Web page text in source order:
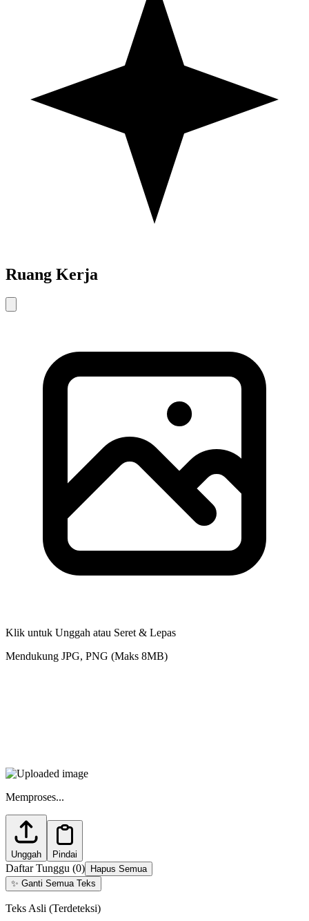
Ruang Kerja
Klik untuk Unggah atau Seret & Lepas
Mendukung JPG, PNG (Maks 8MB)
Memproses...
Unggah Pindai
Daftar Tunggu (0)
Hapus Semua
✨ Ganti Semua Teks
Teks Asli (Terdeteksi)